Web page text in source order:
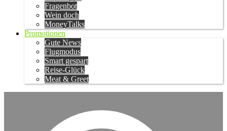
Fragenbot
Wein doch
MoneyTalks
Promotionen
Gute News
Flugmodus
Smart gespart
Reise-Glück
Meat & Greet